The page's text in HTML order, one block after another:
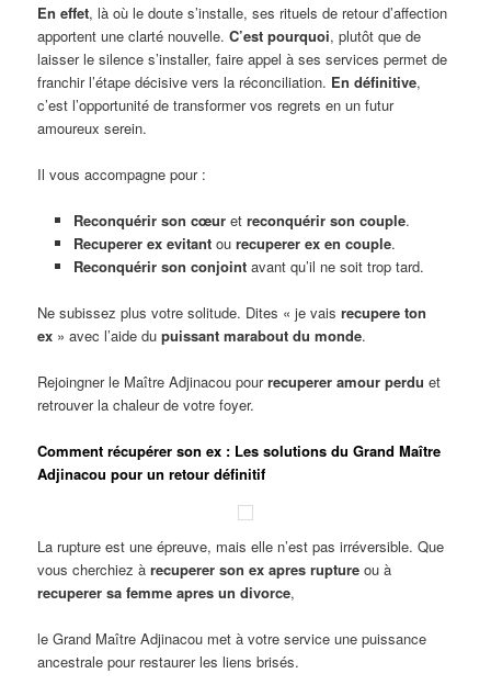
En effet, là où le doute s’installe, ses rituels de retour d’affection
apportent une clarté nouvelle.C’est pourquoi, plutôt que de
laisser le silence s’installer, faire appel à ses services permet de
franchir l’étape décisive vers la réconciliation. En définitive,
c’est l’opportunité de transformer vos regrets en un futur
amoureux serein.
Il vous accompagne pour :
Reconquérir son cœuret reconquérir son couple.
Recuperer ex evitantou recuperer ex en couple.
Reconquérir son conjointavant qu’il ne soit trop tard.
Ne subissez plus votre solitude. Dites « je vaisrecupere ton
ex » avec l’aide dupuissant marabout du monde.
Rejoingner le Maître Adjinacou pourrecuperer amour perdu et
retrouver la chaleur de votre foyer.
Comment récupérer son ex : Les solutions du Grand Maître
Adjinacou pour un retour définitif
La rupture est une épreuve, mais elle n’est pas irréversible. Que
vous cherchiez àrecuperer son ex apres rupture ou à
recuperer sa femme apres un divorce,
le Grand Maître Adjinacou met à votre service une puissance
ancestrale pour restaurer les liens brisés.